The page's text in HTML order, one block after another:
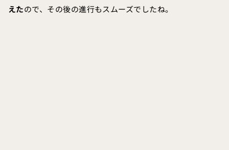
えたので、その後の進行もスムーズでしたね。